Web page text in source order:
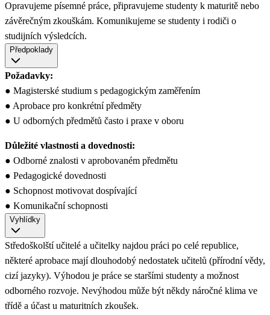
Opravujeme písemné práce, připravujeme studenty k maturitě nebo
závěrečným zkouškám. Komunikujeme se studenty i rodiči o
studijních výsledcích.
Předpoklady
Požadavky:
● Magisterské studium s pedagogickým zaměřením
● Aprobace pro konkrétní předměty
● U odborných předmětů často i praxe v oboru
Důležité vlastnosti a dovednosti:
● Odborné znalosti v aprobovaném předmětu
● Pedagogické dovednosti
● Schopnost motivovat dospívající
● Komunikační schopnosti
Vyhlídky
Středoškolští učitelé a učitelky najdou práci po celé republice,
některé aprobace mají dlouhodobý nedostatek učitelů (přírodní vědy,
cizí jazyky). Výhodou je práce se staršími studenty a možnost
odborného rozvoje. Nevýhodou může být někdy náročné klima ve
třídě a účast u maturitních zkoušek.